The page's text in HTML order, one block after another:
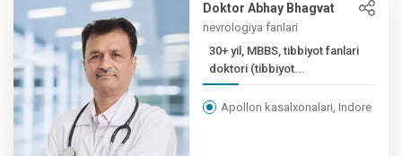
Doktor Abhay Bhagvat
nevrologiya fanlari
30+ yil, MBBS, tibbiyot fanlari
doktori (tibbiyot...
Apollon kasalxonalari, Indore